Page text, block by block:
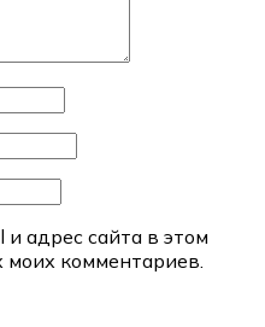
адрес сайта в этом
комментариев.